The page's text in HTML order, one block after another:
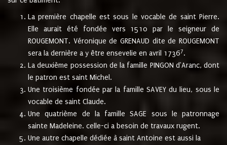
La première chapelle est sous le vocable de saint Pierre.
Elle aurait été fondée vers 1510 par le seigneur de
ROUGEMONT. Véronique de GRENAUD dite de ROUGEMONT
sera la dernière a y être ensevelie en avril 17367.
La deuxième possession de la famille PINGON d'Aranc, dont
le patron est saint Michel.
Une troisième fondée par la famille SAVEY du lieu, sous le
vocable de saint Claude.
Une quatrième de la famille SAGE sous le patronnage
sainte Madeleine. celle-ci a besoin de travaux rugent.
Une autre chapelle dédiée à saint Antoine est aussi la